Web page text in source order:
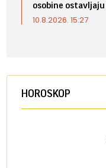
osobine
10.8.2026. 15:27
HOROSKOP